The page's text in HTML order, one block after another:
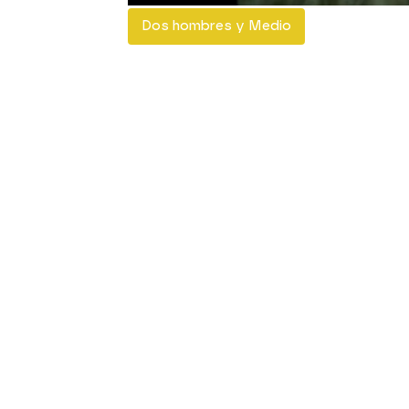
Dos hombres y Medio